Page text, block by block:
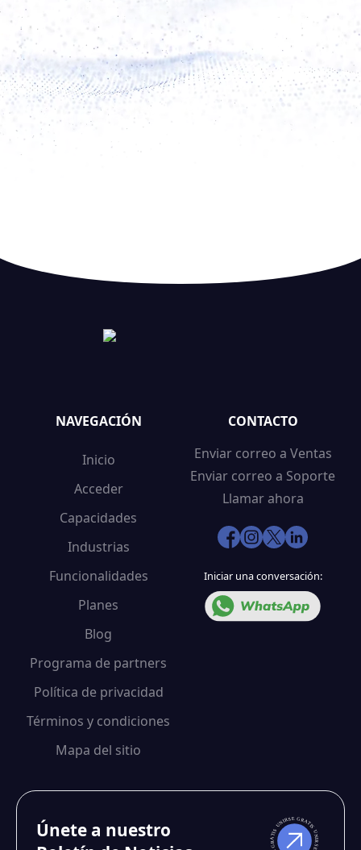
NAVEGACIÓN
Inicio
Acceder
Capacidades
Industrias
Funcionalidades
Planes
Blog
Programa de partners
Política de privacidad
Términos y condiciones
Mapa del sitio
CONTACTO
Enviar correo a Ventas
Enviar correo a Soporte
Llamar ahora
Iniciar una conversación:
Únete a nuestro